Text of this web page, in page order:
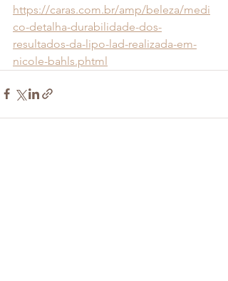
https://caras.com.br/amp/beleza/medi
co-detalha-durabilidade-dos-
resultados-da-lipo-lad-realizada-em-
nicole-bahls.phtml